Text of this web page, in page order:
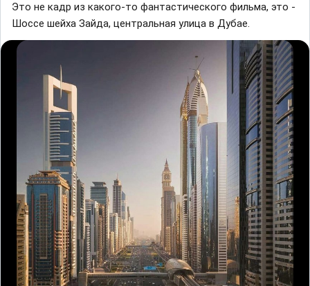
Это не кадр из какого-то фантастического фильма, это -
Шоссе шейха Зайда, центральная улица в Дубае.